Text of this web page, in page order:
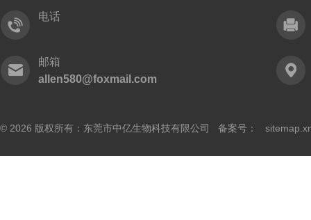
电话
邮箱
allen580@foxmail.com
© 2026 版权所有：东莞市中亿生物科技有限公司 备案号：